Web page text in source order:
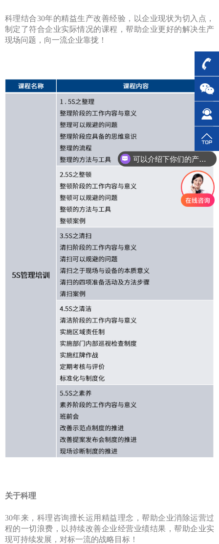
科理结合30年的精益生产改善经验，以企业现状为切入点，
制定了符合企业实际情况的课程，帮助企业更好的解决生产
现场问题，向一流企业靠拢！
关于科理
30年来，科理咨询擅长运用精益理念，帮助企业消除运营过
程的一切浪费，以持续改善企业经营业绩结果，帮助企业实
现可持续发展，对标一流的战略目标！
可以介绍下你们的产品么？